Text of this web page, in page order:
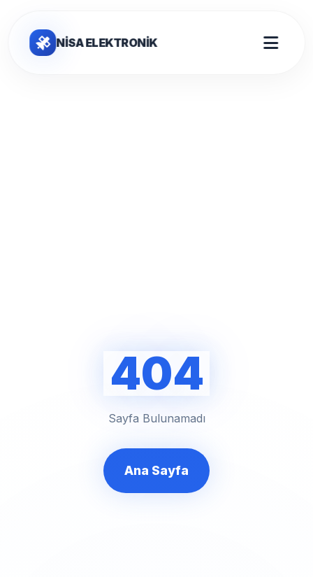
NİSA ELEKTRONİK
404
Sayfa Bulunamadı
Ana Sayfa